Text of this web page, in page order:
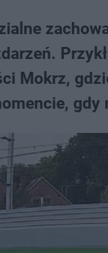
Mokrz,